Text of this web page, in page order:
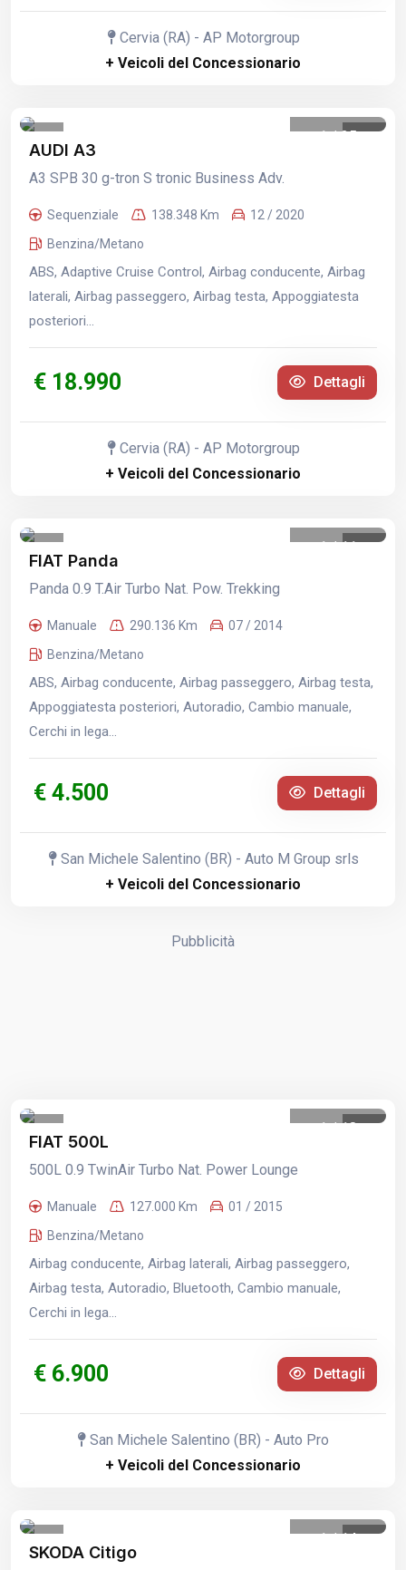
Cervia (RA) - AP Motorgroup
+ Veicoli del Concessionario
1 /35
AUDI A3
A3 SPB 30 g-tron S tronic Business Adv.
Sequenziale 138.348 Km
12 / 2020
Benzina/Metano
ABS, Adaptive Cruise Control, Airbag conducente, Airbag
laterali, Airbag passeggero, Airbag testa, Appoggiatesta
posteriori...
€ 18.990 Dettagli
Cervia (RA) - AP Motorgroup
+ Veicoli del Concessionario
1 /11
FIAT Panda
Panda 0.9 T.Air Turbo Nat. Pow. Trekking
Manuale 290.136 Km
07 / 2014
Benzina/Metano
ABS, Airbag conducente, Airbag passeggero, Airbag testa,
Appoggiatesta posteriori, Autoradio, Cambio manuale,
Cerchi in lega...
€ 4.500 Dettagli
San Michele Salentino (BR) - Auto M Group srls
+ Veicoli del Concessionario
Pubblicità
1 /18
FIAT 500L
500L 0.9 TwinAir Turbo Nat. Power Lounge
Manuale 127.000 Km
01 / 2015
Benzina/Metano
Airbag conducente, Airbag laterali, Airbag passeggero,
Airbag testa, Autoradio, Bluetooth, Cambio manuale,
Cerchi in lega...
€ 6.900 Dettagli
San Michele Salentino (BR) - Auto Pro
+ Veicoli del Concessionario
1 /14
SKODA Citigo